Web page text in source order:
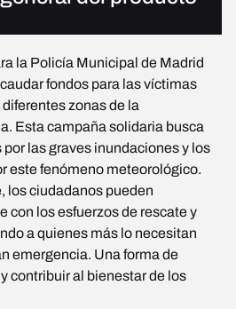
la Policía Municipal de Madrid
fondos para las víctimas
zonas de la
Esta campaña solidaria busca
las graves inundaciones y los
este fenómeno meteorológico.
los ciudadanos pueden
con los esfuerzos de rescate y
a quienes más lo necesitan
emergencia. Una forma de
contribuir al bienestar de los